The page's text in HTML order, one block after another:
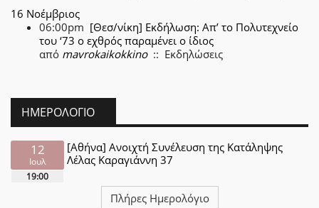
16 Νοέμβριος
06:00pm [Θεσ/νίκη] Εκδήλωση: Απ’ το Πολυτεχνείο
του ‘73 ο εχθρός παραμένει ο ίδιος
από mavrokaikokkino:: Εκδηλώσεις
ΗΜΕΡΟΛΌΓΙΟ
12
Ιουλ
19:00
[Αθήνα] Ανοιχτή Συνέλευση της Κατάληψης
Λέλας Καραγιάννη 37
Πλήρες Ημερολόγιο